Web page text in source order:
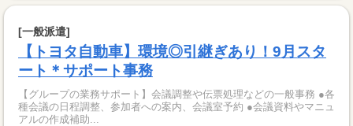
[一般派遣]
【トヨタ自動車】環境◎引継ぎあり！9月スタ
ート＊サポート事務
【グループの業務サポート】会議調整や伝票処理などの一般事務 ●各
種会議の日程調整、参加者への案内、会議室予約 ●会議資料やマニュ
アルの作成補助...